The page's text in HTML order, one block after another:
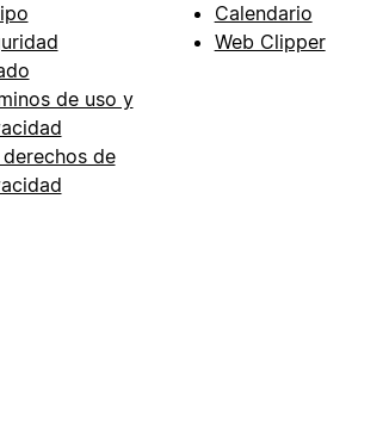
de uso y
derechos de
Calendario
Web Clipper